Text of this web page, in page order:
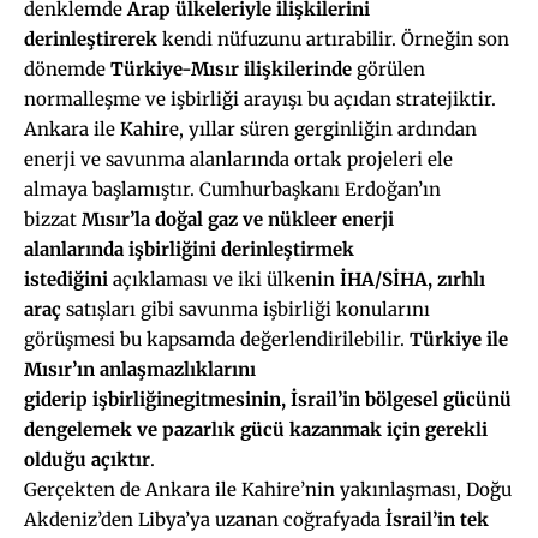
denklemdeArap ülkeleriyle ilişkilerini
derinleştirerek kendi nüfuzunu artırabilir. Örneğin son
dönemde Türkiye-Mısır ilişkilerinde görülen
normalleşme ve işbirliği arayışı bu açıdan stratejiktir.
Ankara ile Kahire, yıllar süren gerginliğin ardından
enerji ve savunma alanlarında ortak projeleri ele
almaya başlamıştır. Cumhurbaşkanı Erdoğan’ın
bizzat Mısır’la doğal gaz ve nükleer enerji
alanlarında işbirliğini derinleştirmek
istediğini açıklaması ve iki ülkenin İHA/SİHA, zırhlı
araç satışları gibi savunma işbirliği konularını
görüşmesi bu kapsamda değerlendirilebilir. Türkiye ile
Mısır’ın anlaşmazlıklarını
giderip işbirliğinegitmesinin, İsrail’in bölgesel gücünü
dengelemek ve pazarlık gücü kazanmak için gerekli
olduğu açıktır.
Gerçekten de Ankara ile Kahire’nin yakınlaşması, Doğu
Akdeniz’den Libya’ya uzanan coğrafyada İsrail’in tek